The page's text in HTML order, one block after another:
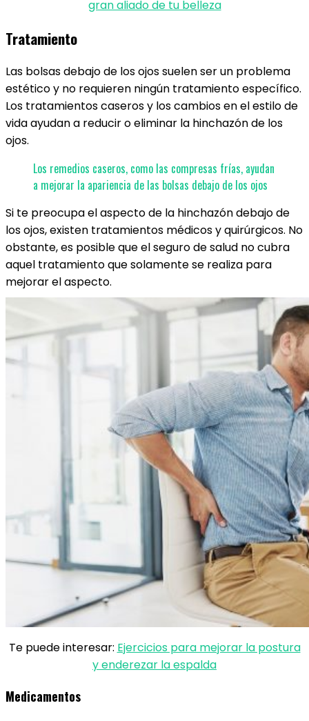
gran aliado de tu belleza
Tratamiento
Las bolsas debajo de los ojos suelen ser un problema
estético y no requieren ningún tratamiento específico.
Los tratamientos caseros y los cambios en el estilo de
vida ayudan a reducir o eliminar la hinchazón de los
ojos.
Los remedios caseros, como las compresas frías, ayudan
a mejorar la apariencia de las bolsas debajo de los ojos
Si te preocupa el aspecto de la hinchazón debajo de
los ojos, existen tratamientos médicos y quirúrgicos. No
obstante, es posible que el seguro de salud no cubra
aquel tratamiento que solamente se realiza para
mejorar el aspecto.
Te puede interesar: Ejercicios para mejorar la postura
y enderezar la espalda
Medicamentos